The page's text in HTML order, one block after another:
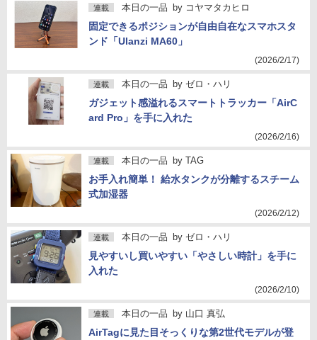
連載 本日の一品 by コヤマタカヒロ
固定できるポジションが自由自在なスマホスタ
ンド「Ulanzi MA60」
(2026/2/17)
連載 本日の一品 by ゼロ・ハリ
ガジェット感溢れるスマートトラッカー「AirC
ard Pro」を手に入れた
(2026/2/16)
連載 本日の一品 by TAG
お手入れ簡単！ 給水タンクが分離するスチーム
式加湿器
(2026/2/12)
連載 本日の一品 by ゼロ・ハリ
見やすいし買いやすい「やさしい時計」を手に
入れた
(2026/2/10)
連載 本日の一品 by 山口 真弘
AirTagに見た目そっくりな第2世代モデルが登